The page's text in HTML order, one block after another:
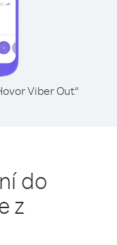
Viber Out“
do
z